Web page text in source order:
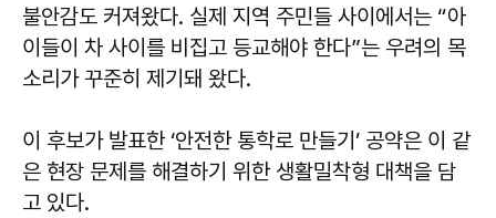
불안감도 커져왔다. 실제 지역 주민들 사이에서는 “아
이들이 차 사이를 비집고 등교해야 한다”는 우려의 목
소리가 꾸준히 제기돼 왔다.
이 후보가 발표한 ‘안전한 통학로 만들기’ 공약은 이 같
은 현장 문제를 해결하기 위한 생활밀착형 대책을 담
고 있다.